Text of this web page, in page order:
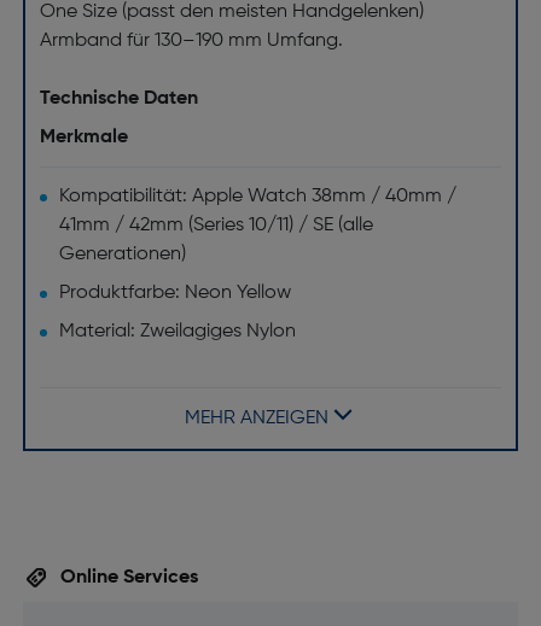
One Size (passt den meisten Handgelenken)
Armband für 130–190 mm Umfang.
Technische Daten
Merkmale
Kompatibilität: Apple Watch 38mm / 40mm /
41mm / 42mm (Series 10/11) / SE (alle
Generationen)
Produktfarbe: Neon Yellow
Material: Zweilagiges Nylon
MEHR ANZEIGEN
Online Services